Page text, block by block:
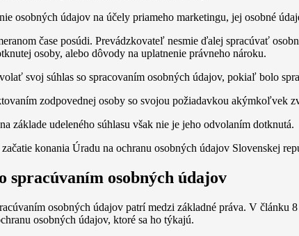
osobných údajov na účely priameho marketingu, jej osobné
čase posúdi. Prevádzkovateľ nesmie ďalej spracúvať
osoby, alebo dôvody na uplatnenie právneho nároku.
svoj súhlas so spracovaním osobných údajov, pokiaľ bolo
zodpovednej osoby so svojou požiadavkou akýmkoľvek
základe udeleného súhlasu však nie je jeho odvolaním dotknutá.
konania Úradu na ochranu osobných údajov Slovenskej
spracúvaním osobných údajov
osobných údajov patrí medzi základné práva. V
osobných údajov, ktoré sa ho týkajú.